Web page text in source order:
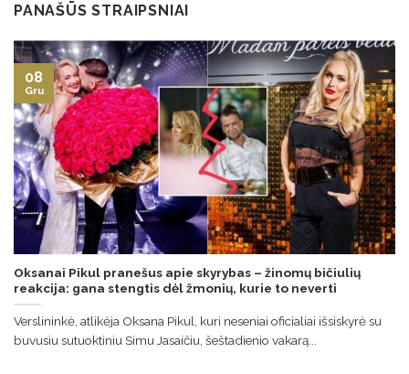
PANAŠŪS STRAIPSNIAI
Oksanai Pikul pranešus apie skyrybas – žinomų bičiulių
reakcija: gana stengtis dėl žmonių, kurie to neverti
Verslininkė, atlikėja Oksana Pikul, kuri neseniai oficialiai išsiskyrė su
buvusiu sutuoktiniu Simu Jasaičiu, šeštadienio vakarą...
08
Gru